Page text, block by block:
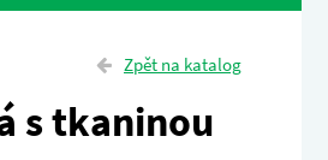
Zpět na katalog
s tkaninou